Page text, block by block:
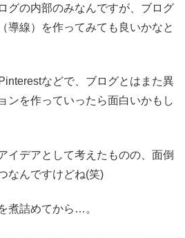
グの内部のみなんですが、ブログ
導線）を作ってみても良いかなと
などで、ブログとはまた異
ンを作っていったら面白いかもし
イデアとして考えたものの、面倒
なんですけどね(笑)
煮詰めてから…。